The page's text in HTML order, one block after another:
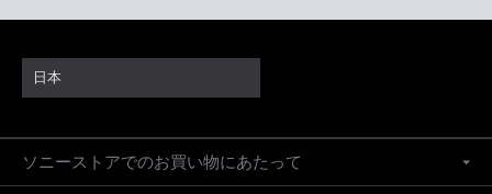
日本
ソニーストアでのお買い物にあたって